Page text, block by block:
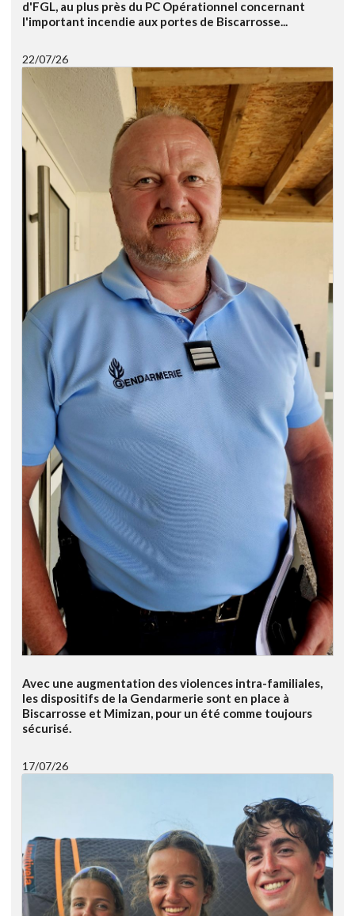
d'FGL, au plus près du PC Opérationnel concernant
l'important incendie aux portes de Biscarrosse...
22/07/26
Avec une augmentation des violences intra-familiales,
les dispositifs de la Gendarmerie sont en place à
Biscarrosse et Mimizan, pour un été comme toujours
sécurisé.
17/07/26